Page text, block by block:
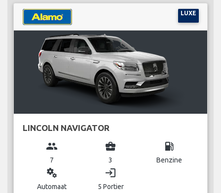
LUXE
LINCOLN NAVIGATOR
group
7
business_center
3
local_gas_station
Benzine
miscellaneous_services
Automaat
login
5 Portier